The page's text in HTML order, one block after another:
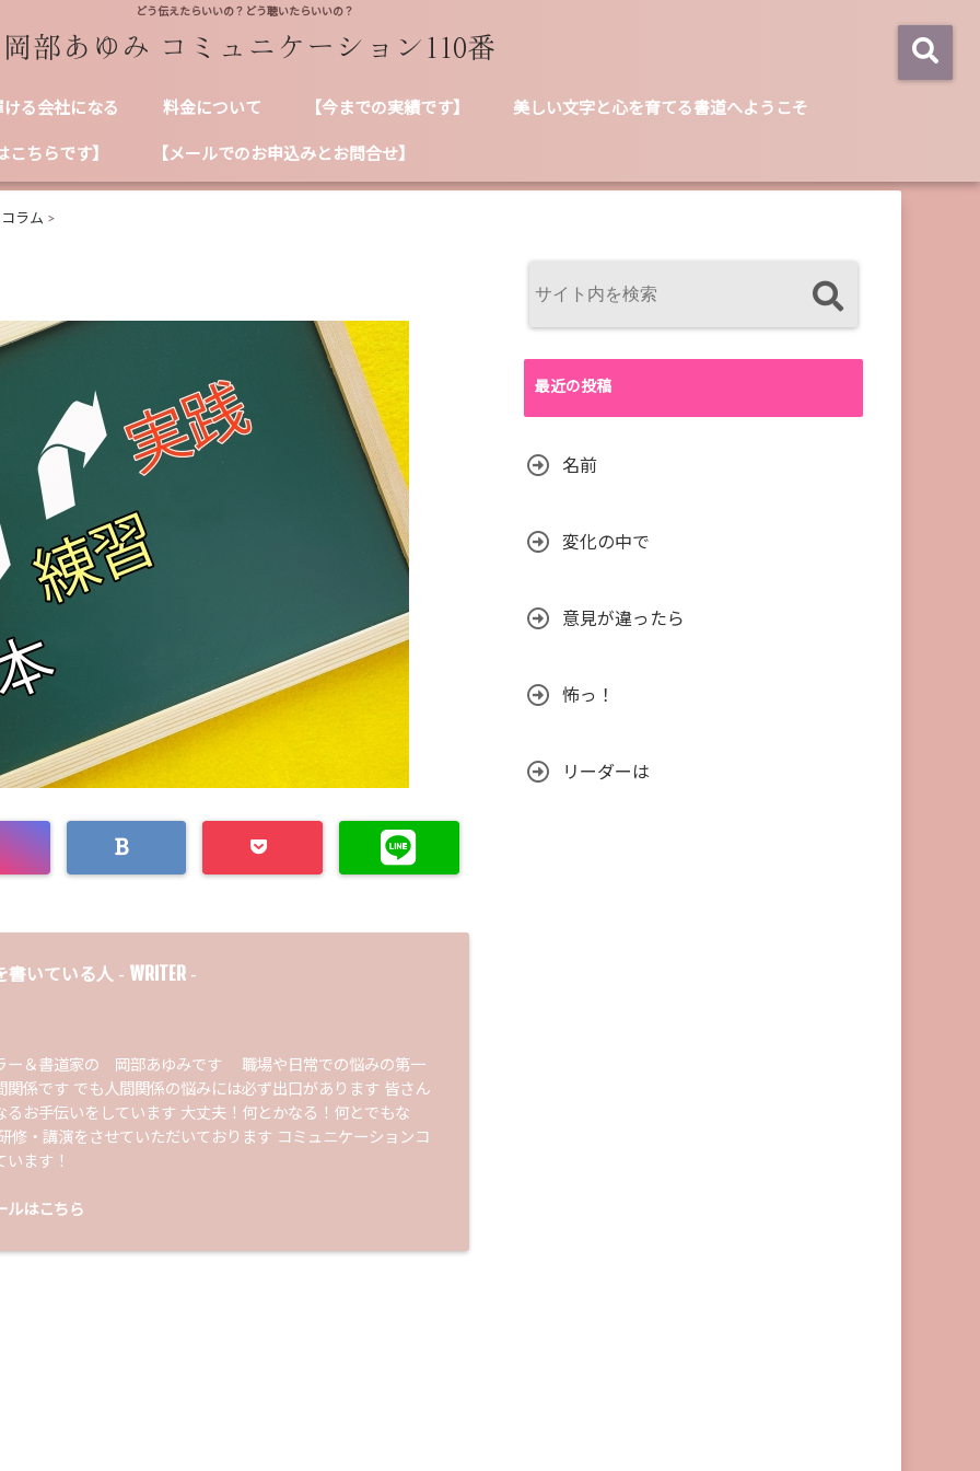
どう伝えたらいいの？どう聴いたらいいの？
る会社になる 料金について 【今までの実績です】 美しい文字と心を育てる書道へようこそ
こちらです】 【メールでのお申込みとお問合せ】
ラム >
書いている人 - WRITER -
ー＆書道家の 岡部あゆみです 職場や日常での悩みの第一
関係です でも人間関係の悩みには必ず出口があります 皆さん
るお手伝いをしています 大丈夫！何とかなる！何とでもな
修・講演をさせていただいております コミュニケーションコ
ます！
ルはこちら
最近の投稿
名前
変化の中で
意見が違ったら
怖っ！
リーダーは